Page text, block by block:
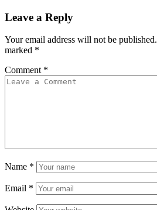
Leave a Reply
Your email address will not be published.
marked *
Comment *
Name *
Email *